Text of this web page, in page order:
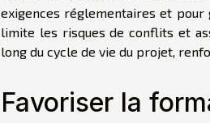
exigences réglementaires et
limite les risques de conflits et
long du cycle de vie du projet,
Favoriser la